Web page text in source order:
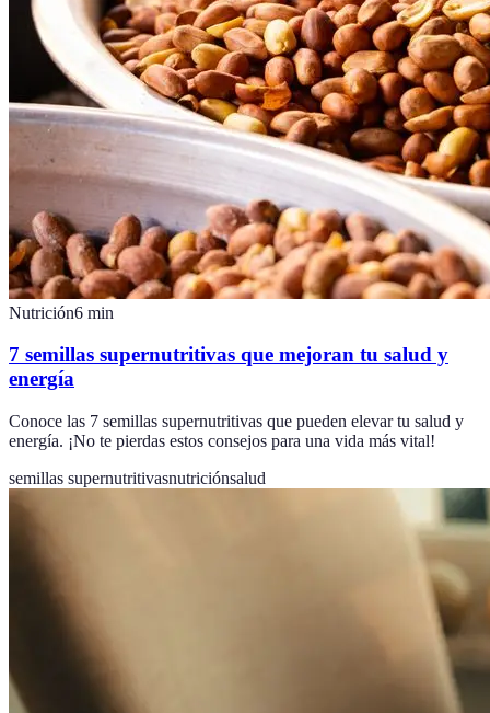
Nutrición6 min
7 semillas supernutritivas que mejoran tu salud y
energía
Conoce las 7 semillas supernutritivas que pueden elevar tu salud y
energía. ¡No te pierdas estos consejos para una vida más vital!
semillas supernutritivasnutriciónsalud